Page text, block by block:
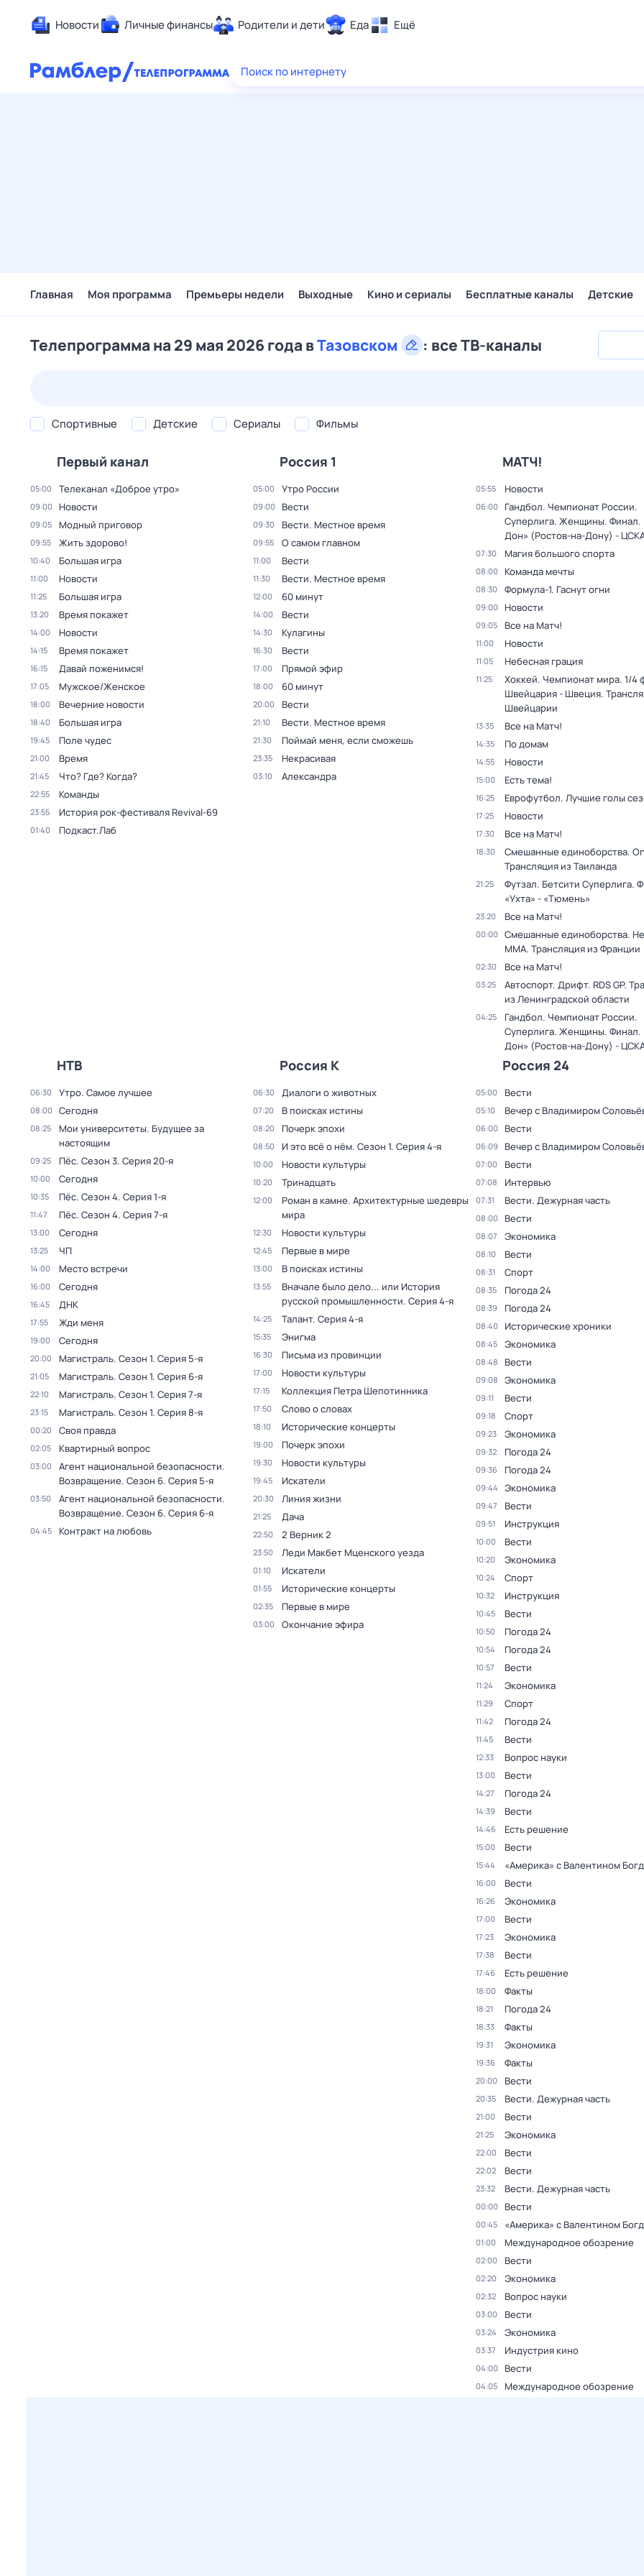
Новости Личные финансы Родители и дети Еда Ещё
Здоровье
Поиск по интернету
Главная Моя программа Премьеры недели Выходные Кино и сериалы Бесплатные каналы Детские
Телепрограмма на 29 мая 2026 года вТазовском : все ТВ-каналы
Спортивные Детские Сериалы Фильмы
Первый канал
05:00 Телеканал «Доброе утро»
09:00 Новости
09:05 Модный приговор
09:55 Жить здорово!
10:40 Большая игра
11:00 Новости
11:25 Большая игра
13:20 Время покажет
14:00 Новости
14:15 Время покажет
16:15 Давай поженимся!
17:05 Мужское/Женское
18:00 Вечерние новости
18:40 Большая игра
19:45 Поле чудес
21:00 Время
21:45 Что? Где? Когда?
22:55 Команды
23:55 История рок-фестиваля Revival-69
01:40 Подкаст.Лаб
Россия 1
05:00 Утро России
09:00 Вести
09:30 Вести. Местное время
09:55 О самом главном
11:00 Вести
11:30 Вести. Местное время
12:00 60 минут
14:00 Вести
14:30 Кулагины
16:30 Вести
17:00 Прямой эфир
18:00 60 минут
20:00 Вести
21:10 Вести. Местное время
21:30 Поймай меня, если сможешь
23:35 Некрасивая
03:10 Александра
МАТЧ!
05:55 Новости
06:00
Гандбол. Чемпионат России.
Суперлига. Женщины. Финал.
Дон» (Ростов-на-Дону) -
07:30 Магия большого спорта
08:00 Команда мечты
08:30 Формула-1. Гаснут огни
09:00 Новости
09:05 Все на Матч!
11:00 Новости
11:05 Небесная грация
11:25
Хоккей. Чемпионат мира. 1/4
Швейцария - Швеция.
Швейцарии
13:35 Все на Матч!
14:35 По домам
14:55 Новости
15:00 Есть тема!
16:25 Еврофутбол. Лучшие голы
17:25 Новости
17:30 Все на Матч!
18:30
Смешанные единоборства.
Трансляция из Таиланда
21:25
Футзал. Бетсити Суперлига.
«Ухта» - «Тюмень»
23:20 Все на Матч!
00:00
Смешанные единоборства.
MMA. Трансляция из Франции
02:30 Все на Матч!
03:25
Автоспорт. Дрифт. RDS GP.
из Ленинградской области
04:25
Гандбол. Чемпионат России.
Суперлига. Женщины. Финал.
Дон» (Ростов-на-Дону) -
НТВ
06:30 Утро. Самое лучшее
08:00 Сегодня
08:25
Мои университеты. Будущее за
настоящим
09:25 Пёс. Сезон 3. Серия 20-я
10:00 Сегодня
10:35 Пёс. Сезон 4. Серия 1-я
11:47 Пёс. Сезон 4. Серия 7-я
13:00 Сегодня
13:25 ЧП
14:00 Место встречи
16:00 Сегодня
16:45 ДНК
17:55 Жди меня
19:00 Сегодня
20:00 Магистраль. Сезон 1. Серия 5-я
21:05 Магистраль. Сезон 1. Серия 6-я
22:10 Магистраль. Сезон 1. Серия 7-я
23:15 Магистраль. Сезон 1. Серия 8-я
00:20 Своя правда
02:05 Квартирный вопрос
03:00
Агент национальной безопасности.
Возвращение. Сезон 6. Серия 5-я
03:50
Агент национальной безопасности.
Возвращение. Сезон 6. Серия 6-я
04:45 Контракт на любовь
Россия К
06:30 Диалоги о животных
07:20 В поисках истины
08:20 Почерк эпохи
08:50 И это всё о нём. Сезон 1. Серия 4-я
10:00 Новости культуры
10:20 Тринадцать
12:00
Роман в камне. Архитектурные шедевры
мира
12:30 Новости культуры
12:45 Первые в мире
13:00 В поисках истины
13:55
Вначале было дело... или История
русской промышленности. Серия 4-я
14:25 Талант. Серия 4-я
15:35 Энигма
16:30 Письма из провинции
17:00 Новости культуры
17:15 Коллекция Петра Шепотинника
17:50 Слово о словах
18:10 Исторические концерты
19:00 Почерк эпохи
19:30 Новости культуры
19:45 Искатели
20:30 Линия жизни
21:25 Дача
22:50 2 Верник 2
23:50 Леди Макбет Мценского уезда
01:10 Искатели
01:55 Исторические концерты
02:35 Первые в мире
03:00 Окончание эфира
Россия 24
05:00 Вести
05:10 Вечер с Владимиром
06:00 Вести
06:09 Вечер с Владимиром
07:00 Вести
07:08 Интервью
07:31 Вести. Дежурная часть
08:00 Вести
08:07 Экономика
08:10 Вести
08:31 Спорт
08:35 Погода 24
08:39 Погода 24
08:40 Исторические хроники
08:45 Экономика
08:48 Вести
09:08 Экономика
09:11 Вести
09:18 Спорт
09:23 Экономика
09:32 Погода 24
09:36 Погода 24
09:44 Экономика
09:47 Вести
09:51 Инструкция
10:00 Вести
10:20 Экономика
10:24 Спорт
10:32 Инструкция
10:45 Вести
10:50 Погода 24
10:54 Погода 24
10:57 Вести
11:24 Экономика
11:29 Спорт
11:42 Погода 24
11:45 Вести
12:33 Вопрос науки
13:00 Вести
14:27 Погода 24
14:39 Вести
14:46 Есть решение
15:00 Вести
15:44 «Америка» с Валентином
16:00 Вести
16:26 Экономика
17:00 Вести
17:23 Экономика
17:38 Вести
17:46 Есть решение
18:00 Факты
18:21 Погода 24
18:33 Факты
19:31 Экономика
19:36 Факты
20:00 Вести
20:35 Вести. Дежурная часть
21:00 Вести
21:25 Экономика
22:00 Вести
22:02 Вести
23:32 Вести. Дежурная часть
00:00 Вести
00:45 «Америка» с Валентином
01:00 Международное обозрение
02:00 Вести
02:20 Экономика
02:32 Вопрос науки
03:00 Вести
03:24 Экономика
03:37 Индустрия кино
04:00 Вести
04:05 Международное обозрение